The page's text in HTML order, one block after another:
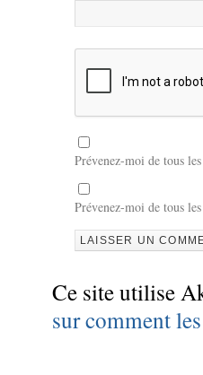
Prévenez-moi de tous
Prévenez-moi de tous
Ce site utilise
sur comment